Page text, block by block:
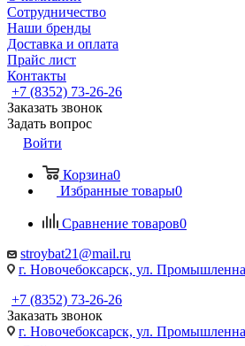
Сотрудничество
Наши бренды
Доставка и оплата
Прайс лист
Контакты
+7 (8352) 73-26-26
Заказать звонок
Задать вопрос
Войти
Корзина0
Избранные товары0
Сравнение товаров0
stroybat21@mail.ru
г. Новочебоксарск, ул.
+7 (8352) 73-26-26
Заказать звонок
г. Новочебоксарск, ул.